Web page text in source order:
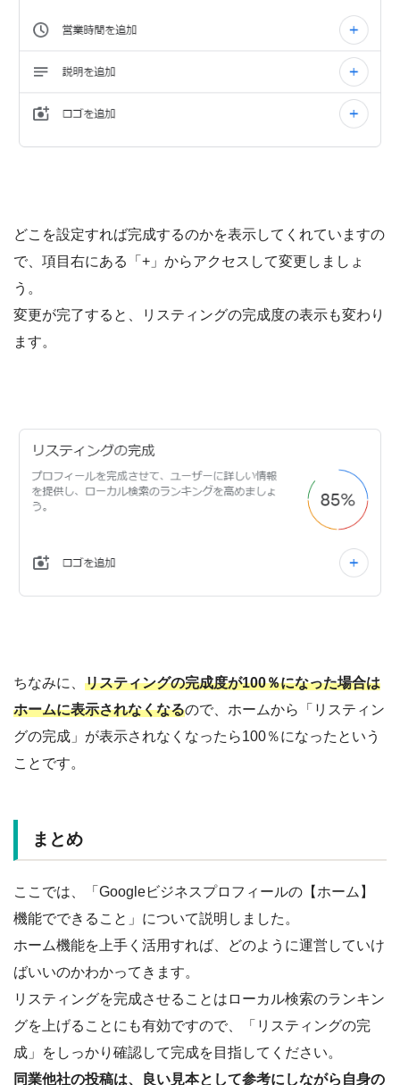
どこを設定すれば完成するのかを表示してくれていますの
で、項目右にある「+」からアクセスして変更しましょ
う。
変更が完了すると、リスティングの完成度の表示も変わり
ます。
ちなみに、 リスティングの完成度が100％になった場合は
ホームに表示されなくなるので、ホームから「リスティン
グの完成」が表示されなくなったら100％になったという
ことです。
まとめ
ここでは、「Googleビジネスプロフィールの【ホーム】
機能でできること」について説明しました。
ホーム機能を上手く活用すれば、どのように運営していけ
ばいいのかわかってきます。
リスティングを完成させることはローカル検索のランキン
グを上げることにも有効ですので、「リスティングの完
成」をしっかり確認して完成を目指してください。
同業他社の投稿は、良い見本として参考にしながら自身の